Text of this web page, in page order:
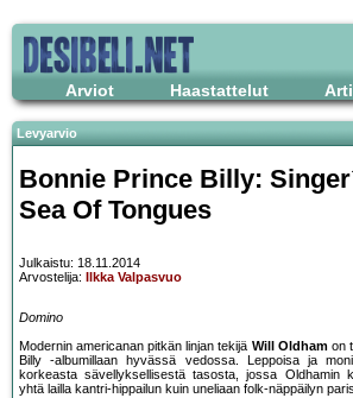
Arviot Haastattelut
Levyarvio
Bonnie Prince Billy:
Sea Of Tongues
Julkaistu: 18.11.2014
Arvostelija:
Ilkka Valpasvuo
Domino
Modernin americanan pitkän linjan tekijä Will Oldhamon
Billy -albumillaan hyvässä vedossa. Leppoisa ja
korkeasta sävellyksellisestä tasosta, jossa Oldhamin
yhtä lailla kantri-hippailun kuin uneliaan folk-näppäilyn